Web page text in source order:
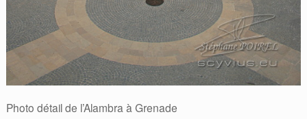
Photo détail de l’Alambra à Grenade